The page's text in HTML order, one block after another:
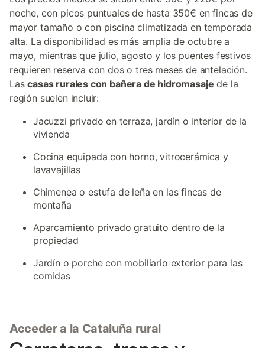
noche, con picos puntuales de hasta 350€ en fincas de
mayor tamaño o con piscina climatizada en temporada
alta. La disponibilidad es más amplia de octubre a
mayo, mientras que julio, agosto y los puentes festivos
requieren reserva con dos o tres meses de antelación.
Lascasas rurales con bañera de hidromasaje de la
región suelen incluir:
Jacuzzi privado en terraza, jardín o interior de la
vivienda
Cocina equipada con horno, vitrocerámica y
lavavajillas
Chimenea o estufa de leña en las fincas de
montaña
Aparcamiento privado gratuito dentro de la
propiedad
Jardín o porche con mobiliario exterior para las
comidas
Acceder a la Cataluña rural